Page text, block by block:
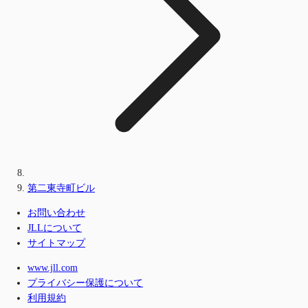
第二東寺町ビル
お問い合わせ
JLLについて
サイトマップ
www.jll.com
プライバシー保護について
利用規約